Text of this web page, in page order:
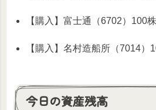
【購入】富士通（6702）100株
【購入】名村造船所（7014
今日の資産残高